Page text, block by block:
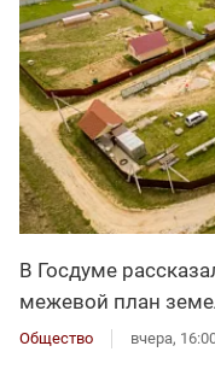
В Госдуме
межевой план
Общество вчера,